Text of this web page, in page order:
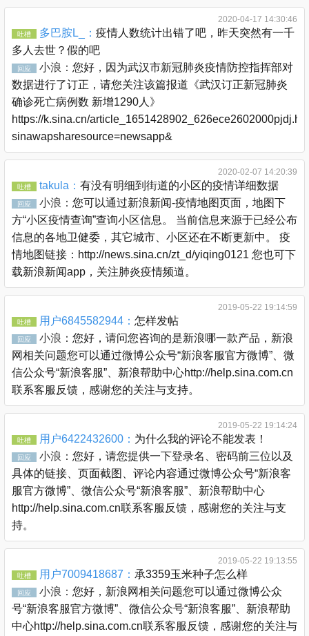
2020-04-17 14:30:46
吐槽 多巴胺L_： 疫情人数统计出错了吧，昨天突然有一千
多人去世？假的吧
回应 小浪： 您好，因为武汉市新冠肺炎疫情防控指挥部对
数据进行了订正，请您关注该篇报道《武汉订正新冠肺炎
确诊死亡病例数 新增1290人》
https://k.sina.cn/
sinawapsharesource=newsapp&
2020-02-07 14:20:39
吐槽 takula： 有没有明细到街道的小区的疫情详细数据
回应 小浪： 您可以通过新浪新闻-疫情地图页面，地图下
方“小区疫情查询”查询小区信息。 当前信息来源于已经公布
信息的各地卫健委，其它城市、小区还在不断更新中。 疫
情地图链接：http://news.sina.cn/zt_d/yiqing0121 您也可下
载新浪新闻app，关注肺炎疫情频道。
2019-05-22 19:14:59
吐槽 用户6845582944： 怎样发帖
回应 小浪： 您好，请问您咨询的是新浪哪一款产品，新浪
网相关问题您可以通过微博公众号“新浪客服官方微博”、微
信公众号“新浪客服”、新浪帮助中心http://help.sina.com.cn
联系客服反馈，感谢您的关注与支持。
2019-05-22 19:14:24
吐槽 用户6422432600： 为什么我的评论不能发表！
回应 小浪： 您好，请您提供一下登录名、密码前三位以及
具体的链接、页面截图、评论内容通过微博公众号“新浪客
服官方微博”、微信公众号“新浪客服”、新浪帮助中心
http://help.sina.com.cn联系客服反馈，感谢您的关注与支
持。
2019-05-22 19:13:55
吐槽 用户7009418687： 承3359玉米种子怎么样
回应 小浪： 您好，新浪网相关问题您可以通过微博公众
号“新浪客服官方微博”、微信公众号“新浪客服”、新浪帮助
中心http://help.sina.com.cn联系客服反馈，感谢您的关注与